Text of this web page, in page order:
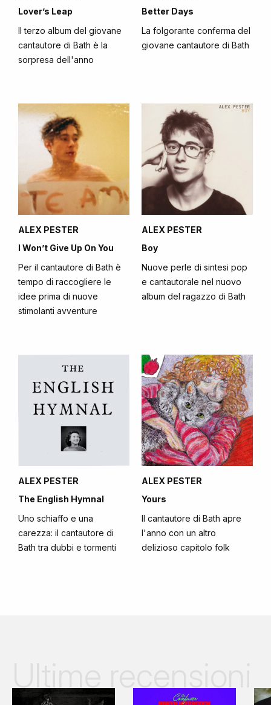
Lover’s Leap
Il terzo album del giovane
cantautore di Bath è la
sorpresa dell'anno
Better Days
La folgorante conferma del
giovane cantautore di Bath
ALEX PESTER
I Won’t Give Up On You
Per il cantautore di Bath è
tempo di raccogliere le
idee prima di nuove
stimolanti avventure
ALEX PESTER
Boy
Nuove perle di sintesi pop
e cantautorale nel nuovo
album del ragazzo di Bath
ALEX PESTER
The English Hymnal
Uno schiaffo e una
carezza: il cantautore di
Bath tra dubbi e tormenti
ALEX PESTER
Yours
Il cantautore di Bath apre
l'anno con un altro
delizioso capitolo folk